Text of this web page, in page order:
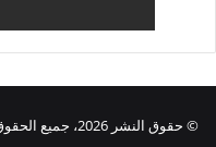
© حقوق النشر